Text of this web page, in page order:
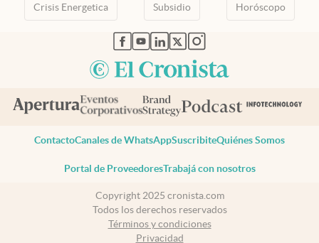
Crisis Energetica Subsidio Horóscopo
abre en nueva pestaña
abre en nueva pestaña
abre en nueva pestaña
abre en nueva pestaña
abre en nueva pestaña
ContactoCanales de WhatsAppSuscribiteQuiénes Somos
Portal de ProveedoresTrabajá con nosotros
Copyright 2025 cronista.com
Todos los derechos reservados
Términos y condiciones
Privacidad